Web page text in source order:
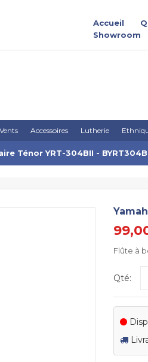
Accueil
Showroom
Vents Accessoires Lutherie
Ténor YRT-304BII -
Flûte à
Qté: